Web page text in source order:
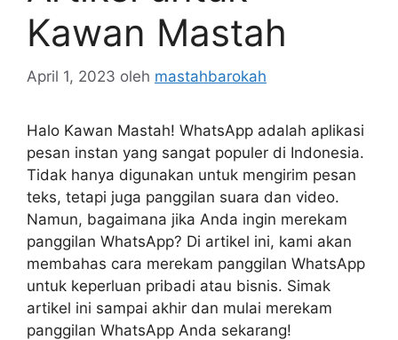
Kawan Mastah
April 1, 2023 oleh mastahbarokah
Halo Kawan Mastah! WhatsApp adalah aplikasi
pesan instan yang sangat populer di Indonesia.
Tidak hanya digunakan untuk mengirim pesan
teks, tetapi juga panggilan suara dan video.
Namun, bagaimana jika Anda ingin merekam
panggilan WhatsApp? Di artikel ini, kami akan
membahas cara merekam panggilan WhatsApp
untuk keperluan pribadi atau bisnis. Simak
artikel ini sampai akhir dan mulai merekam
panggilan WhatsApp Anda sekarang!